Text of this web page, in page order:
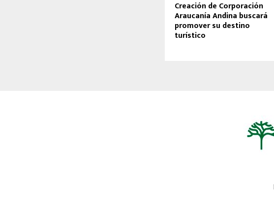
Creación de Corporación
Araucanía Andina buscará
promover su destino
turístico